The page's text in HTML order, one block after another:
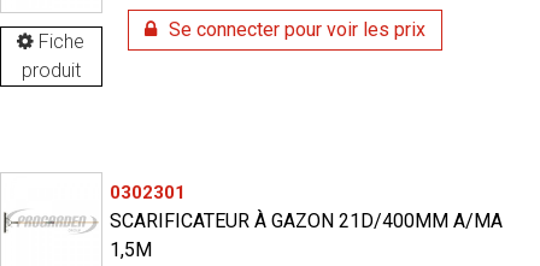
Fiche
produit
Se connecter pour voir les prix
0302301
SCARIFICATEUR À GAZON 21D/400MM A/MA
1,5M